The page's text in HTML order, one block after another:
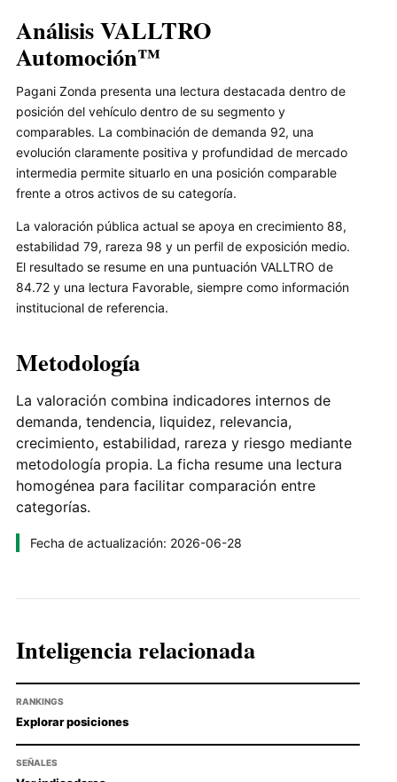
Análisis VALLTRO
Automoción™
Pagani Zonda presenta una lectura destacada dentro de
posición del vehículo dentro de su segmento y
comparables. La combinación de demanda 92, una
evolución claramente positiva y profundidad de mercado
intermedia permite situarlo en una posición comparable
frente a otros activos de su categoría.
La valoración pública actual se apoya en crecimiento 88,
estabilidad 79, rareza 98 y un perfil de exposición medio.
El resultado se resume en una puntuación VALLTRO de
84.72 y una lectura Favorable, siempre como información
institucional de referencia.
Metodología
La valoración combina indicadores internos de
demanda, tendencia, liquidez, relevancia,
crecimiento, estabilidad, rareza y riesgo mediante
metodología propia. La ficha resume una lectura
homogénea para facilitar comparación entre
categorías.
Fecha de actualización: 2026-06-28
Inteligencia relacionada
RANKINGS
Explorar posiciones
SEÑALES